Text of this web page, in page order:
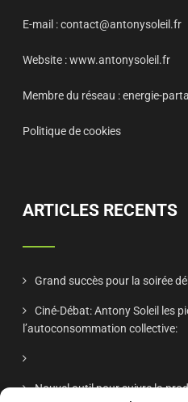
E-mail :contact@antonysoleil.fr
Website :www.antonysoleil.fr
Membre du réseau :energie-
Politique de cookies
ARTICLES RECENTS
Grand succès pour la soirée
Ciné-Débat: Antony Soleil les
l’autoconsommation collective:
Nouvel outil pour suivre la